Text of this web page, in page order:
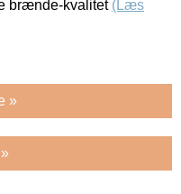
brænde-kvalitet (Læs
»